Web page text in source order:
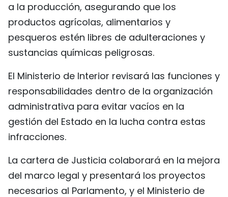
a la producción, asegurando que los
productos agrícolas, alimentarios y
pesqueros estén libres de adulteraciones y
sustancias químicas peligrosas.
El Ministerio de Interior revisará las funciones y
responsabilidades dentro de la organización
administrativa para evitar vacíos en la
gestión del Estado en la lucha contra estas
infracciones.
La cartera de Justicia colaborará en la mejora
del marco legal y presentará los proyectos
necesarios al Parlamento, y el Ministerio de